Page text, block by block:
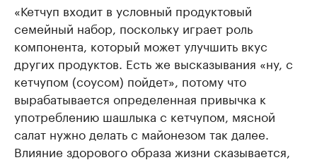
«Кетчуп входит в условный продуктовый
семейный набор, поскольку играет роль
компонента, который может улучшить вкус
других продуктов. Есть же высказывания «ну, с
кетчупом (соусом) пойдет», потому что
вырабатывается определенная привычка к
употреблению шашлыка с кетчупом, мясной
салат нужно делать с майонезом так далее.
Влияние здорового образа жизни сказывается,